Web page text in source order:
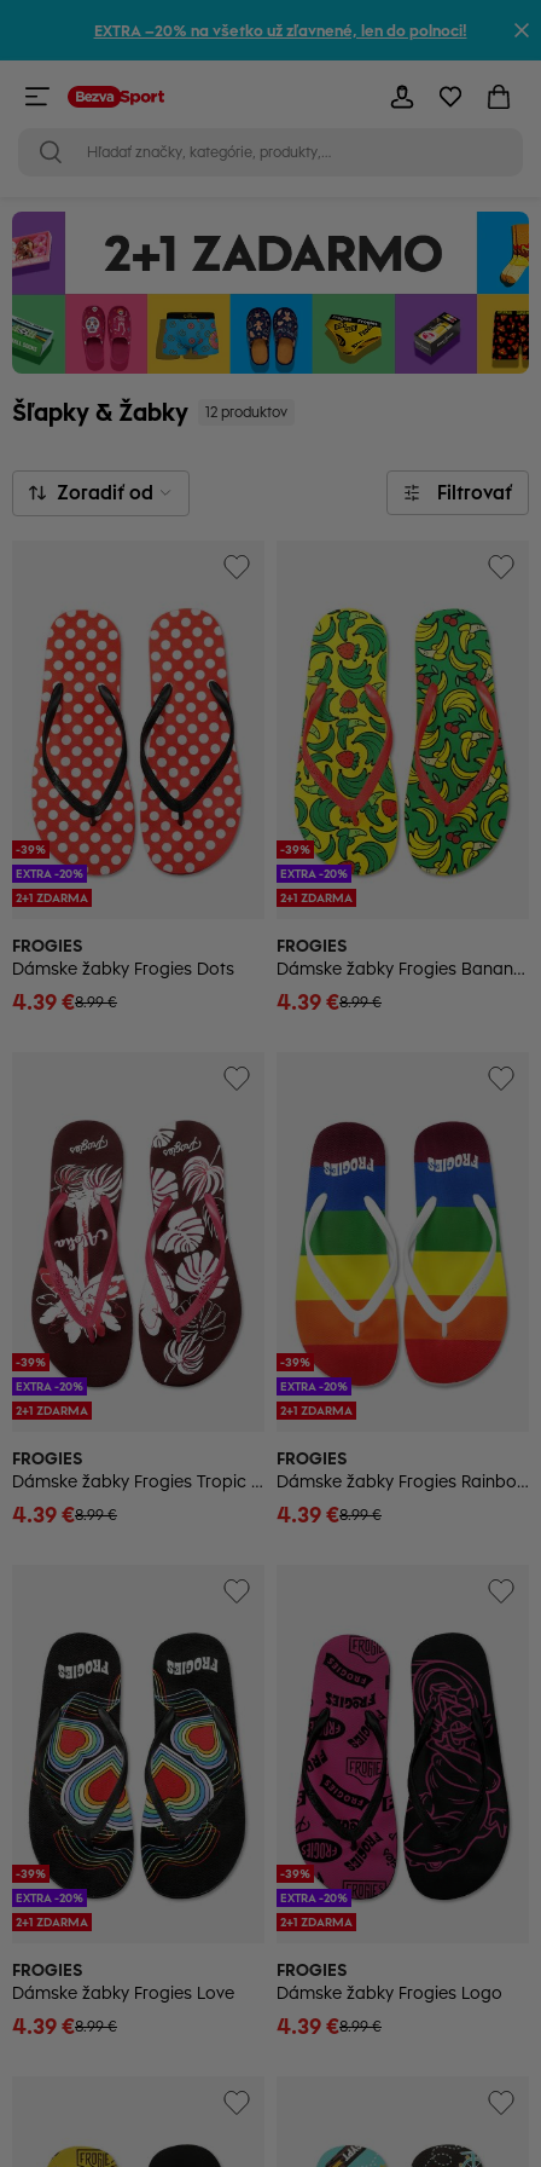
EXTRA –20% na všetko už zľavnené, len do polnoci!
Šľapky & Žabky 12 produktov
Zoradiť od Filtrovať
FROGIES
Dámske žabky Frogies Dots
8.99 €
4.39 €
-39%
EXTRA -20%
2+1 ZDARMA
FROGIES
Dámske žabky Frogies Bananas
8.99 €
4.39 €
-39%
EXTRA -20%
2+1 ZDARMA
FROGIES
Dámske žabky Frogies Tropic Leaves
8.99 €
4.39 €
-39%
EXTRA -20%
2+1 ZDARMA
FROGIES
Dámske žabky Frogies Rainbow
8.99 €
4.39 €
-39%
EXTRA -20%
2+1 ZDARMA
FROGIES
Dámske žabky Frogies Love
8.99 €
4.39 €
-39%
EXTRA -20%
2+1 ZDARMA
FROGIES
Dámske žabky Frogies Logo
8.99 €
4.39 €
-39%
EXTRA -20%
2+1 ZDARMA